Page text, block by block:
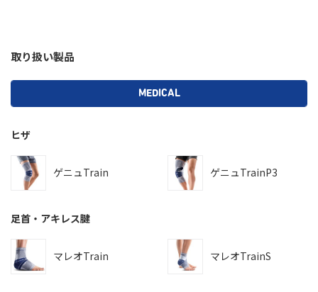
取り扱い製品
MEDICAL
ヒザ
ゲニュTrain ゲニュTrainP3
足首・アキレス腱
マレオTrain マレオTrainS